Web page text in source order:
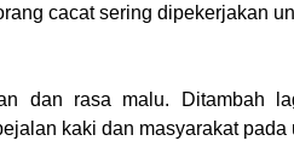
cacat sering dipekerjakan
dan rasa malu. Ditambah
kaki dan masyarakat pada